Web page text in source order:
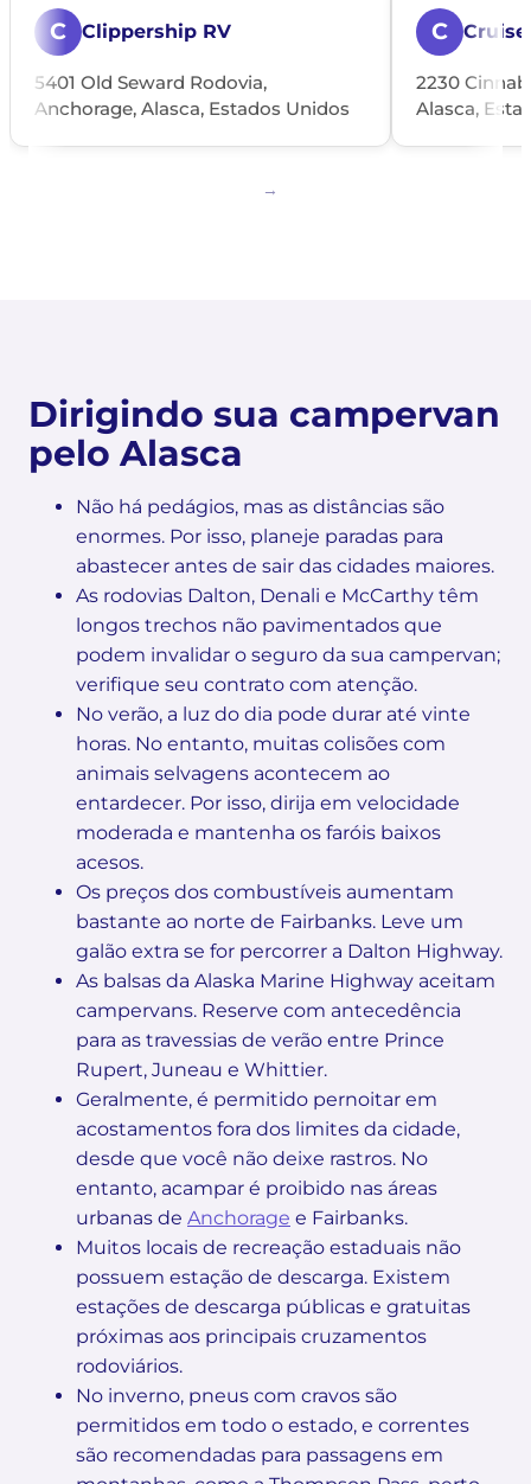
C Clippership RV
5401 Old Seward Rodovia,
Anchorage, Alasca, Estados Unidos
C
2230
Alasca,
Dirigindo sua campervan
pelo Alasca
Não há pedágios, mas as distâncias são
enormes. Por isso, planeje paradas para
abastecer antes de sair das cidades maiores.
As rodovias Dalton, Denali e McCarthy têm
longos trechos não pavimentados que
podem invalidar o seguro da sua campervan;
verifique seu contrato com atenção.
No verão, a luz do dia pode durar até vinte
horas. No entanto, muitas colisões com
animais selvagens acontecem ao
entardecer. Por isso, dirija em velocidade
moderada e mantenha os faróis baixos
acesos.
Os preços dos combustíveis aumentam
bastante ao norte de Fairbanks. Leve um
galão extra se for percorrer a Dalton Highway.
As balsas da Alaska Marine Highway aceitam
campervans. Reserve com antecedência
para as travessias de verão entre Prince
Rupert, Juneau e Whittier.
Geralmente, é permitido pernoitar em
acostamentos fora dos limites da cidade,
desde que você não deixe rastros. No
entanto, acampar é proibido nas áreas
urbanas de Anchorage e Fairbanks.
Muitos locais de recreação estaduais não
possuem estação de descarga. Existem
estações de descarga públicas e gratuitas
próximas aos principais cruzamentos
rodoviários.
No inverno, pneus com cravos são
permitidos em todo o estado, e correntes
são recomendadas para passagens em